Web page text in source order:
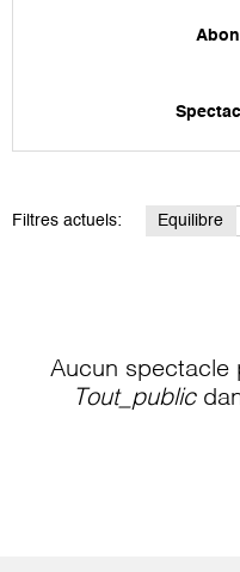
Filtres actuels: Equilibre
Aucun spectacle
Tout_public